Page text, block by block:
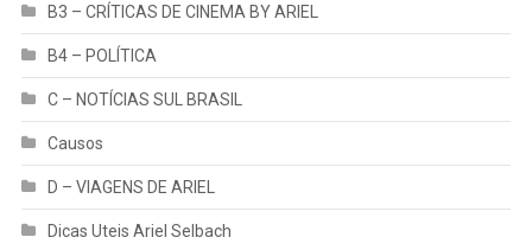
B3 – CRÍTICAS DE CINEMA BY ARIEL
B4 – POLÍTICA
C – NOTÍCIAS SUL BRASIL
Causos
D – VIAGENS DE ARIEL
Dicas Uteis Ariel Selbach